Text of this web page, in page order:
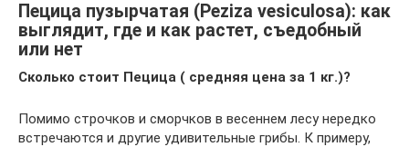
Пецица пузырчатая (Peziza vesiculosa): как
выглядит, где и как растет, съедобный
или нет
Сколько стоит Пецица ( средняя цена за 1 кг.)?
Помимо строчков и сморчков в весеннем лесу нередко
встречаются и другие удивительные грибы. К примеру,